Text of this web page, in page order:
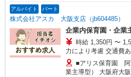
アルバイト パート
株式会社アスカ 大阪支店（jb604485）
企業内保育園・企業
時給 1,350円 〜
力により考慮 交通費
時、18時〜20時の時
■アリス保育園 阿
業主導型） 大阪府大